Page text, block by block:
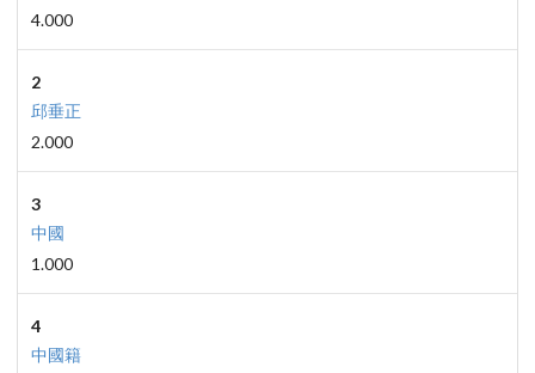
4.000
2
邱垂正
2.000
3
中國
1.000
4
中國籍